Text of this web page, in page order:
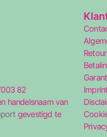
82
handelsnaam van
gevestigd te
Imprint